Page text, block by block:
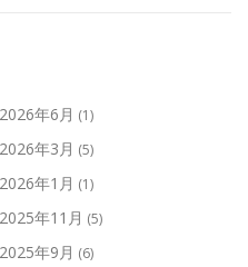
2026年6月 (1)
2026年3月 (5)
2026年1月 (1)
2025年11月 (5)
2025年9月 (6)